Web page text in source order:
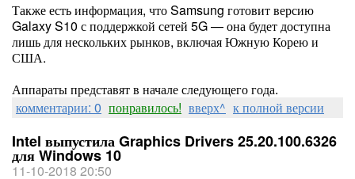
Также есть информация, что Samsung готовит версию
Galaxy S10 с поддержкой сетей 5G — она будет доступна
лишь для нескольких рынков, включая Южную Корею и
США.
Аппараты представят в начале следующего года.
комментарии: 0 понравилось! вверх^ к полной версии
Intel выпустила Graphics Drivers 25.20.100.6326
для Windows 10
11-10-2018 20:50